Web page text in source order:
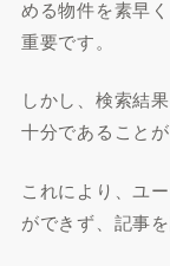
める物件を素早
重要です。
しかし、検索結
十分であることが
これにより、ユ
ができず、記事